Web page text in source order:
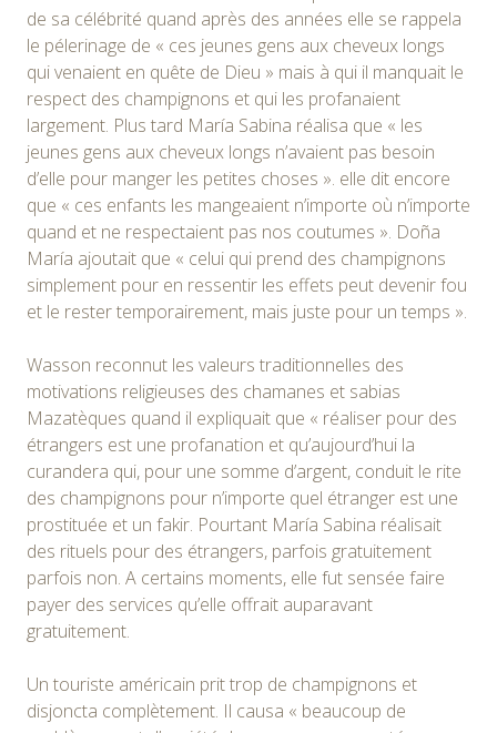
de sa célébrité quand après des années elle se rappela
le pélerinage de « ces jeunes gens aux cheveux longs
qui venaient en quête de Dieu » mais à qui il manquait le
respect des champignons et qui les profanaient
largement. Plus tard María Sabina réalisa que « les
jeunes gens aux cheveux longs n’avaient pas besoin
d’elle pour manger les petites choses ». elle dit encore
que « ces enfants les mangeaient n’importe où n’importe
quand et ne respectaient pas nos coutumes ». Doña
María ajoutait que « celui qui prend des champignons
simplement pour en ressentir les effets peut devenir fou
et le rester temporairement, mais juste pour un temps ».
Wasson reconnut les valeurs traditionnelles des
motivations religieuses des chamanes et sabias
Mazatèques quand il expliquait que « réaliser pour des
étrangers est une profanation et qu’aujourd’hui la
curandera qui, pour une somme d’argent, conduit le rite
des champignons pour n’importe quel étranger est une
prostituée et un fakir. Pourtant María Sabina réalisait
des rituels pour des étrangers, parfois gratuitement
parfois non. A certains moments, elle fut sensée faire
payer des services qu’elle offrait auparavant
gratuitement.
Un touriste américain prit trop de champignons et
disjoncta complètement. Il causa « beaucoup de